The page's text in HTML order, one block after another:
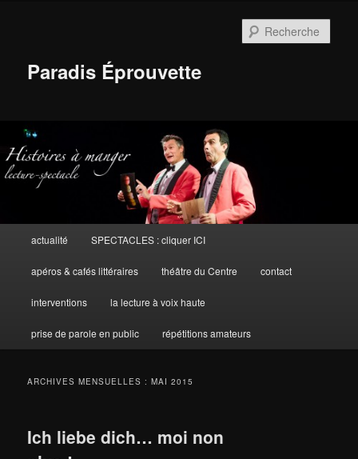
Paradis Éprouvette
principal
actualité SPECTACLES : cliquer ICI
apéros & cafés littéraires théâtre du Centre contact
interventions la lecture à voix haute
prise de parole en public répétitions amateurs
ARCHIVES MENSUELLES :MAI 2015
Ich liebe dich… moi non